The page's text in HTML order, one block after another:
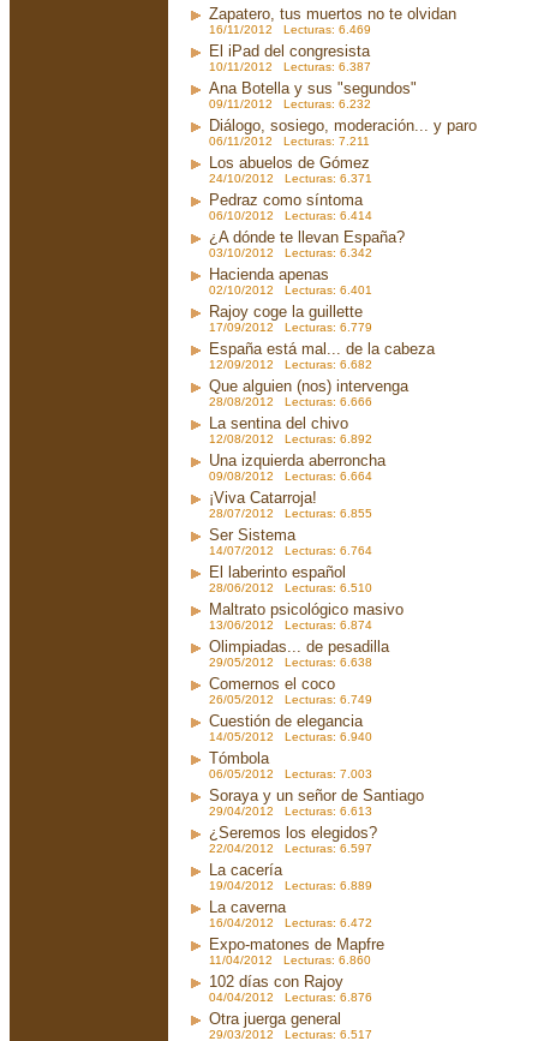
Zapatero, tus muertos no te olvidan
16/11/2012 Lecturas: 6.469
El iPad del congresista
10/11/2012 Lecturas: 6.387
Ana Botella y sus "segundos"
09/11/2012 Lecturas: 6.232
Diálogo, sosiego, moderación... y paro
06/11/2012 Lecturas: 7.211
Los abuelos de Gómez
24/10/2012 Lecturas: 6.371
Pedraz como síntoma
06/10/2012 Lecturas: 6.414
¿A dónde te llevan España?
03/10/2012 Lecturas: 6.342
Hacienda apenas
02/10/2012 Lecturas: 6.401
Rajoy coge la guillette
17/09/2012 Lecturas: 6.779
España está mal... de la cabeza
12/09/2012 Lecturas: 6.682
Que alguien (nos) intervenga
28/08/2012 Lecturas: 6.666
La sentina del chivo
12/08/2012 Lecturas: 6.892
Una izquierda aberroncha
09/08/2012 Lecturas: 6.664
¡Viva Catarroja!
28/07/2012 Lecturas: 6.855
Ser Sistema
14/07/2012 Lecturas: 6.764
El laberinto español
28/06/2012 Lecturas: 6.510
Maltrato psicológico masivo
13/06/2012 Lecturas: 6.874
Olimpiadas... de pesadilla
29/05/2012 Lecturas: 6.638
Comernos el coco
26/05/2012 Lecturas: 6.749
Cuestión de elegancia
14/05/2012 Lecturas: 6.940
Tómbola
06/05/2012 Lecturas: 7.003
Soraya y un señor de Santiago
29/04/2012 Lecturas: 6.613
¿Seremos los elegidos?
22/04/2012 Lecturas: 6.597
La cacería
19/04/2012 Lecturas: 6.889
La caverna
16/04/2012 Lecturas: 6.472
Expo-matones de Mapfre
11/04/2012 Lecturas: 6.860
102 días con Rajoy
04/04/2012 Lecturas: 6.876
Otra juerga general
29/03/2012 Lecturas: 6.517